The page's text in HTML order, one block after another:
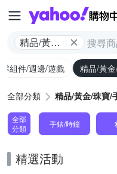
精品/黃金/
組件/週邊/遊戲 精品/黃
全部分類 精品/黃金/珠寶/
全部
分類
手錶/時鐘
精選活動